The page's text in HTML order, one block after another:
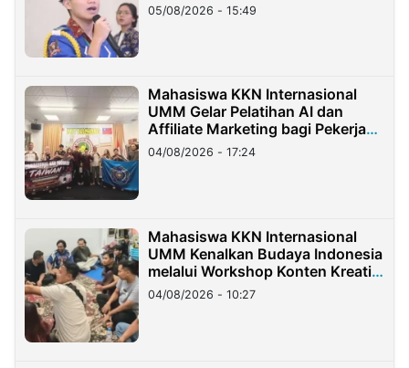
05/08/2026 - 15:49
Mahasiswa KKN Internasional
UMM Gelar Pelatihan AI dan
Affiliate Marketing bagi Pekerja
Migran Indonesia di Taiwan
04/08/2026 - 17:24
Mahasiswa KKN Internasional
UMM Kenalkan Budaya Indonesia
melalui Workshop Konten Kreatif
di Taiwan
04/08/2026 - 10:27